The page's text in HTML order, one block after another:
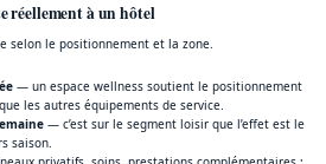
réellement à un hôtel
selon le positionnement et la zone.
— un espace wellness soutient le positionnement
les autres équipements de service.
— c’est sur le segment loisir que l’effet est le
saison.